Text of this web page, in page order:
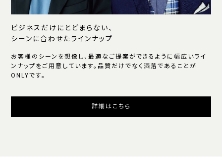
ビジネスだけにとどまらない、
シーンに合わせたラインナップ
お客様のシーンを想像し、最適なご提案ができるように幅広いライ
ンナップをご用意しています。品質だけでなく洒落であることが
ONLYです。
詳細はこちら